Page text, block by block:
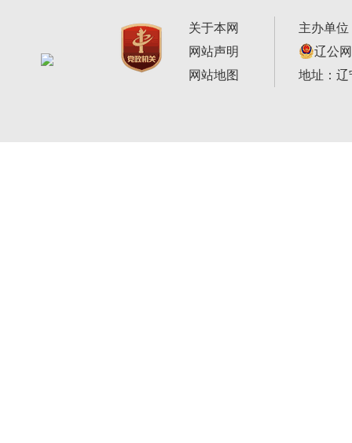
关于本网
网站声明
网站地图
主办单
辽公
地址：辽